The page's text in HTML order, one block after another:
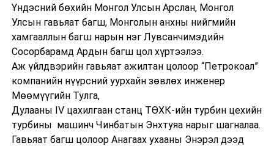
Үндэсний бөхийн Монгол Улсын Арслан, Монгол
Улсын гавьяат багш, Монголын анхны нийгмийн
хамгааллын багш нарын нэг Лувсанчимэдийн
Сосорбарамд Ардын багш цол хүртээлээ.
Аж үйлдвэрийн гавьяат ажилтан цолоор “Петрокоал”
компанийн нүүрсний уурхайн зөвлөх инженер
Мөөмүүгийн Тулга,
Дулааны IV цахилгаан станц ТӨХК-ийн турбин цехийн
турбины машинч Чинбатын Энхтуяа нарыг шагналаа.
Гавьяат багш цолоор Анагаах ухааны Энэрэл дээд